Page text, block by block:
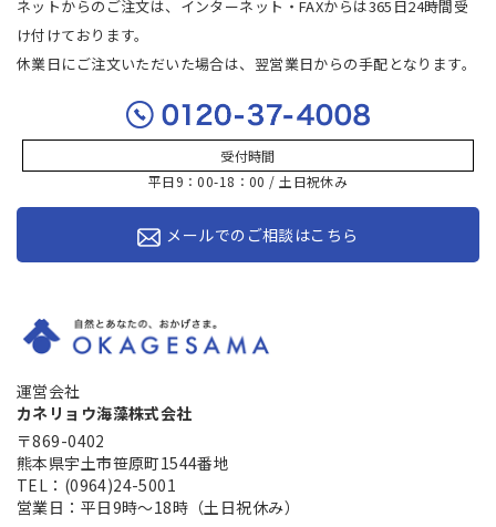
ネットからのご注文は、インターネット・FAXからは365日24時間受
け付けております。
休業日にご注文いただいた場合は、翌営業日からの手配となります。
受付時間
平日9：00-18：00 / 土日祝休み
メールでのご相談はこちら
運営会社
カネリョウ海藻株式会社
〒869-0402
熊本県宇土市笹原町1544番地
TEL：(0964)24-5001
営業日：平日9時～18時（土日祝休み）